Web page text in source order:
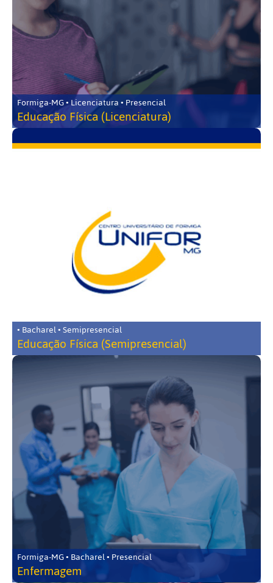
Formiga-MG • Licenciatura • Presencial
Educação Física (Licenciatura)
• Bacharel • Semipresencial
Educação Física (Semipresencial)
Formiga-MG • Bacharel • Presencial
Enfermagem